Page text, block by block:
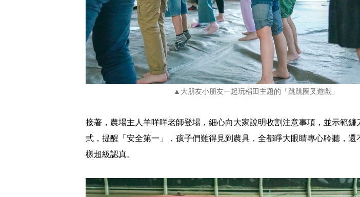
▲大朋友小朋友一起玩稻田主題的「跳跳圈叉遊戲」
接著，農場主人羊咩咩老師登場，細心向大家說明收割注意事項，並示範鐮
式，提醒「安全第一」，孩子們難得見到農具，全都睜大眼睛專心聆聽，還
樣超級認真。